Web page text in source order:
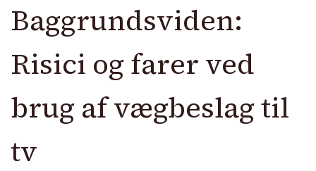
Baggrundsviden:
Risici og farer ved
brug af vægbeslag til
tv